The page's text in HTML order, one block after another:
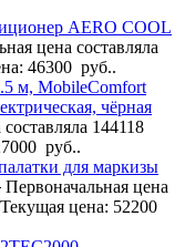
AERO COOL
цена составляла
46300 руб..
м, MobileComfort
чёрная
144118
руб..
для маркизы
Первоначальная цена
Текущая цена: 52200